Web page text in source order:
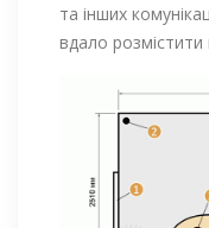
та інших
вдало розмістити